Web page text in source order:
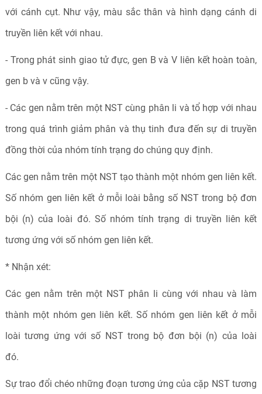
với cánh cụt. Như vậy, màu sắc thân và hình dạng cánh di
truyền liên kết với nhau.
- Trong phát sinh giao tử đực, gen B và V liên kết hoàn toàn,
gen b và v cũng vậy.
- Các gen nằm trên một NST cùng phân li và tổ hợp với nhau
trong quá trình giảm phân và thụ tinh đưa đến sự di truyền
đồng thời của nhóm tính trạng do chúng quy định.
Các gen nằm trên một NST tạo thành một nhóm gen liên kết.
Số nhóm gen liên kết ở mỗi loài bằng số NST trong bộ đơn
bội (n) của loài đó. Số nhóm tính trạng di truyền liên kết
tương ứng với số nhóm gen liên kết.
* Nhận xét:
Các gen nằm trên một NST phân li cùng với nhau và làm
thành một nhóm gen liên kết. Số nhóm gen liên kết ở mỗi
loài tương ứng với số NST trong bộ đơn bội (n) của loài
đó.
Sự trao đổi chéo những đoạn tương ứng của cặp NST tương